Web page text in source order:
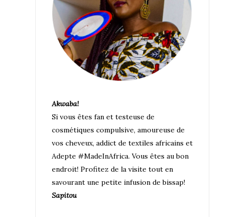
Akwaba!
Si vous êtes fan et testeuse de
cosmétiques compulsive, amoureuse de
vos cheveux, addict de textiles africains et
Adepte #MadeInAfrica. Vous êtes au bon
endroit! Profitez de la visite tout en
savourant une petite infusion de bissap!
Sapitou